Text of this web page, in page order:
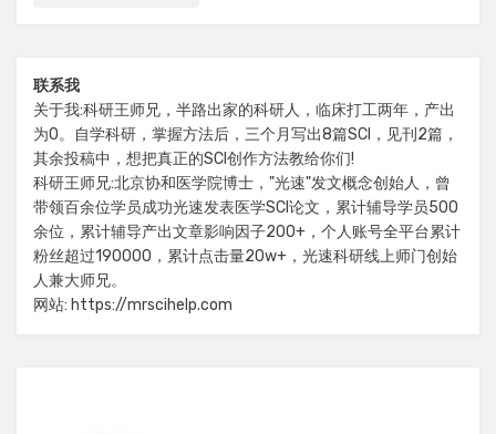
联系我
关于我:科研王师兄，半路出家的科研人，临床打工两年，产出
为0。自学科研，掌握方法后，三个月写出8篇SCI，见刊2篇，
其余投稿中，想把真正的SCI创作方法教给你们!
科研王师兄:北京协和医学院博士，"光速"发文概念创始人，曾
带领百余位学员成功光速发表医学SCI论文，累计辅导学员500
余位，累计辅导产出文章影响因子200+，个人账号全平台累计
粉丝超过190000，累计点击量20w+，光速科研线上师门创始
人兼大师兄。
网站: https://mrscihelp.com